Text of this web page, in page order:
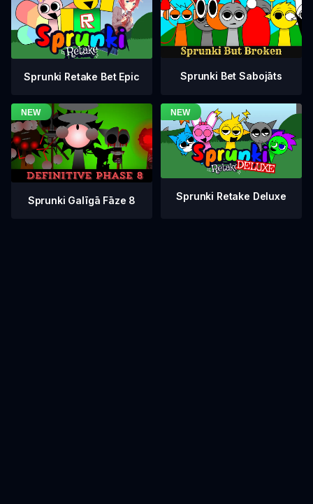
Sprunki Retake Bet Epic Sprunki Bet Sabojāts
Sprunki Galīgā Fāze 8 Sprunki Retake Deluxe